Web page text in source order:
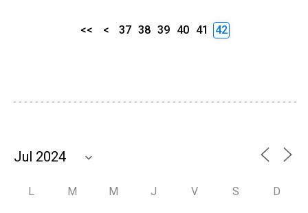
<< < 37 38 39 40 41 42
L M M J V S D